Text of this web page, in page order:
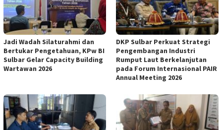
Jadi Wadah Silaturahmi dan
Bertukar Pengetahuan, KPw BI
Sulbar Gelar Capacity Building
Wartawan 2026
DKP Sulbar Perkuat Strategi
Pengembangan Industri
Rumput Laut Berkelanjutan
pada Forum Internasional PAIR
Annual Meeting 2026